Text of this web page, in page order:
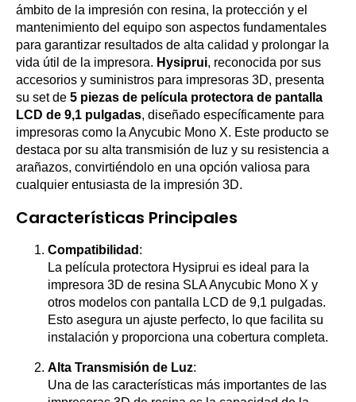
ámbito de la impresión con resina, la protección y el
mantenimiento del equipo son aspectos fundamentales
para garantizar resultados de alta calidad y prolongar la
vida útil de la impresora. Hysiprui, reconocida por sus
accesorios y suministros para impresoras 3D, presenta
su set de 5 piezas de película protectora de pantalla
LCD de 9,1 pulgadas, diseñado específicamente para
impresoras como la Anycubic Mono X. Este producto se
destaca por su alta transmisión de luz y su resistencia a
arañazos, convirtiéndolo en una opción valiosa para
cualquier entusiasta de la impresión 3D.
Características Principales
Compatibilidad :
La película protectora Hysiprui es ideal para la
impresora 3D de resina SLA Anycubic Mono X y
otros modelos con pantalla LCD de 9,1 pulgadas.
Esto asegura un ajuste perfecto, lo que facilita su
instalación y proporciona una cobertura completa.
Alta Transmisión de Luz:
Una de las características más importantes de las